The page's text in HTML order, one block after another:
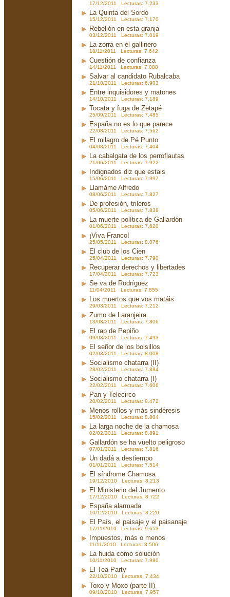
17/12/2011 Lecturas: 7.233
La Quinta del Sordo
15/12/2011 Lecturas: 7.170
Rebelión en esta granja
03/12/2011 Lecturas: 7.019
La zorra en el gallinero
18/11/2011 Lecturas: 7.642
Cuestión de confianza
14/11/2011 Lecturas: 7.088
Salvar al candidato Rubalcaba
21/10/2011 Lecturas: 6.903
Entre inquisidores y matones
14/10/2011 Lecturas: 7.189
Tocata y fuga de Zetapé
25/09/2011 Lecturas: 7.485
España no es lo que parece
22/08/2011 Lecturas: 7.562
El milagro de Pé Punto
04/08/2011 Lecturas: 7.404
La cabalgata de los perroflautas
21/06/2011 Lecturas: 7.922
Indignados diz que estais
15/06/2011 Lecturas: 7.997
Llamáme Alfredo
08/06/2011 Lecturas: 7.827
De profesión, trileros
05/06/2011 Lecturas: 7.838
La muerte política de Gallardón
01/06/2011 Lecturas: 7.620
¡Viva Franco!
25/05/2011 Lecturas: 8.076
El club de los Cien
25/04/2011 Lecturas: 7.790
Recuperar derechos y libertades
17/04/2011 Lecturas: 7.723
Se va de Rodríguez
11/04/2011 Lecturas: 7.855
Los muertos que vos matáis
29/03/2011 Lecturas: 7.212
Zumo de Laranjeira
13/03/2011 Lecturas: 7.806
El rap de Pepiño
09/03/2011 Lecturas: 7.493
El señor de los bolsillos
02/03/2011 Lecturas: 8.008
Socialismo chatarra (II)
28/02/2011 Lecturas: 7.884
Socialismo chatarra (I)
22/02/2011 Lecturas: 7.606
Pan y Telecirco
20/02/2011 Lecturas: 8.472
Menos rollos y más sindéresis
15/02/2011 Lecturas: 8.804
La larga noche de la chamosa
02/02/2011 Lecturas: 8.891
Gallardón se ha vuelto peligroso
07/01/2011 Lecturas: 7.816
Un dadá a destiempo
01/01/2011 Lecturas: 7.514
El síndrome Chamosa
19/12/2010 Lecturas: 8.213
El Ministerio del Jumento
17/12/2010 Lecturas: 8.722
España alarmada
10/12/2010 Lecturas: 8.220
El País, el paisaje y el paisanaje
17/11/2010 Lecturas: 9.653
Impuestos, más o menos
11/11/2010 Lecturas: 8.506
La huida como solución
10/11/2010 Lecturas: 7.980
El Tea Party
22/10/2010 Lecturas: 7.434
Toxo y Moxo (parte II)
09/10/2010 Lecturas: 7.957